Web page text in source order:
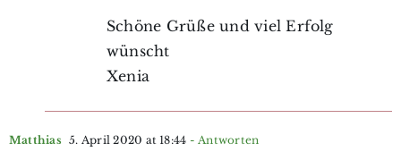
Schöne Grüße und viel Erfolg
wünscht
Xenia
Matthias 5. April 2020 at 18:44 - Antworten